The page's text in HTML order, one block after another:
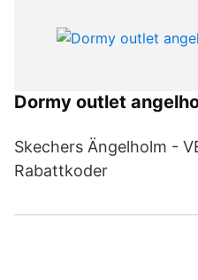
Dormy outlet
Skechers Ängelholm -
Rabattkoder